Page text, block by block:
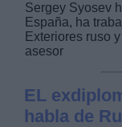
Sergey Syosev
España, ha
Exteriores ruso
asesor
EL
habla de